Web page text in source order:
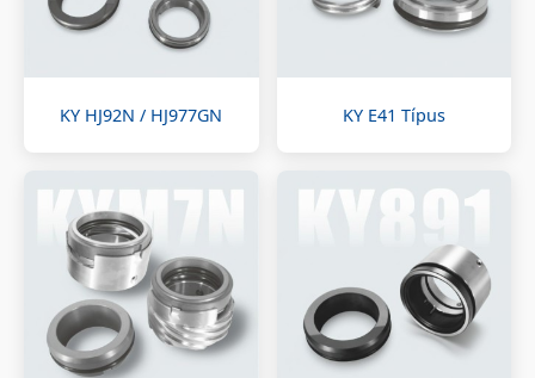
KY HJ92N / HJ977GN KY E41 Típus